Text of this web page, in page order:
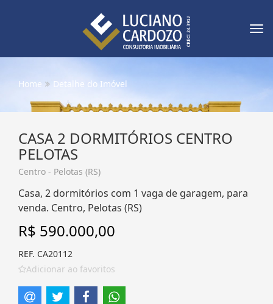
Home Detalhe do Imóvel
CASA 2 DORMITÓRIOS CENTRO
PELOTAS
Centro - Pelotas (RS)
Casa, 2 dormitórios com 1 vaga de garagem, para
venda. Centro, Pelotas (RS)
R$ 590.000,00
REF. CA20112
Adicionar ao favoritos